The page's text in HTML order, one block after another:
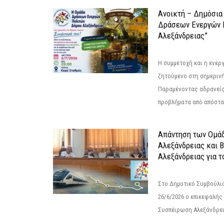
Ανοικτή –
Δράσεων Eνεργών
Αλεξάνδρειας”
Η συμμετοχή και η
ζητούμενο στη
Παραμένοντας
προβλήματα από
Απάντηση των
Αλεξάνδρειας και
Αλεξάνδρειας για
Στο Δημοτικό
26/6/2026 ο
Συσπέιρωση